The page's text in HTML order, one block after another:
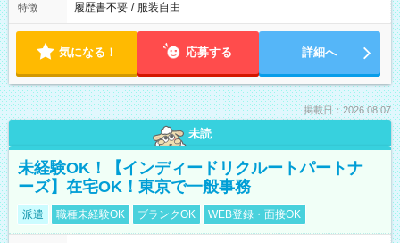
特徴 履歴書不要 / 服装自由
気になる！ 応募する 詳細へ
掲載日：2026.08.07
未読
未経験OK！【インディードリクルートパートナ
ーズ】在宅OK！東京で一般事務
派遣 職種未経験OK ブランクOK WEB登録・面接OK